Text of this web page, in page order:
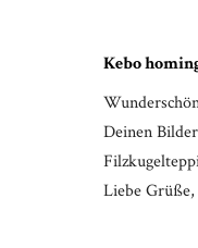
Kebo
Deinen
Liebe